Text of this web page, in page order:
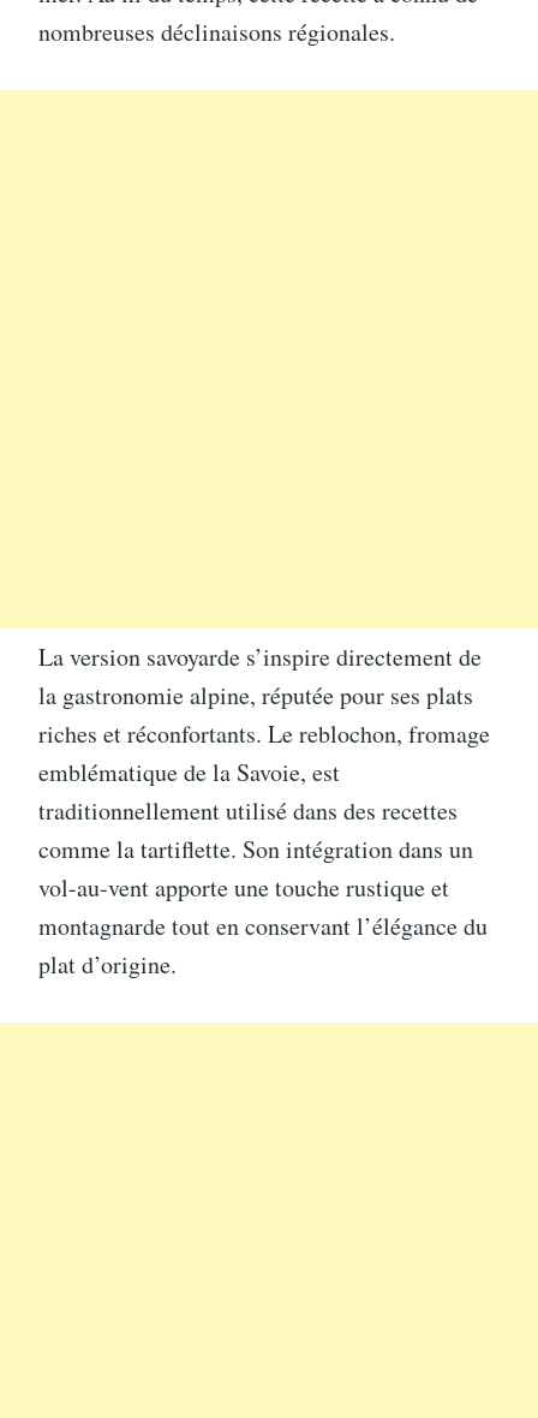
nombreuses déclinaisons régionales.
La version savoyarde s’inspire directement de
la gastronomie alpine, réputée pour ses plats
riches et réconfortants. Le reblochon, fromage
emblématique de la Savoie, est
traditionnellement utilisé dans des recettes
comme la tartiflette. Son intégration dans un
vol-au-vent apporte une touche rustique et
montagnarde tout en conservant l’élégance du
plat d’origine.